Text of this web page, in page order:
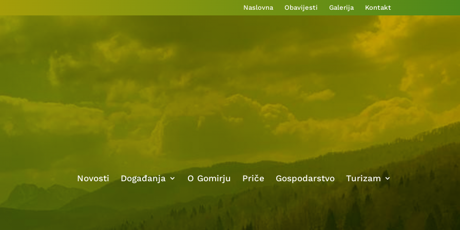
Naslovna Obavijesti Galerija Kontakt
Novosti Događanja O Gomirju Priče Gospodarstvo Turizam